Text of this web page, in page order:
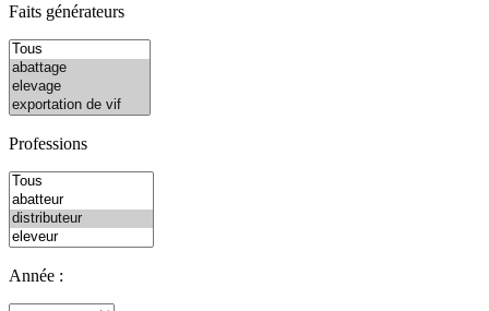
Faits générateurs
Professions
Année :